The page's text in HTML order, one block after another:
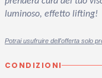
luminoso, effetto lifting!
Potrai usufruire dell'offerta solo
CONDIZIONI